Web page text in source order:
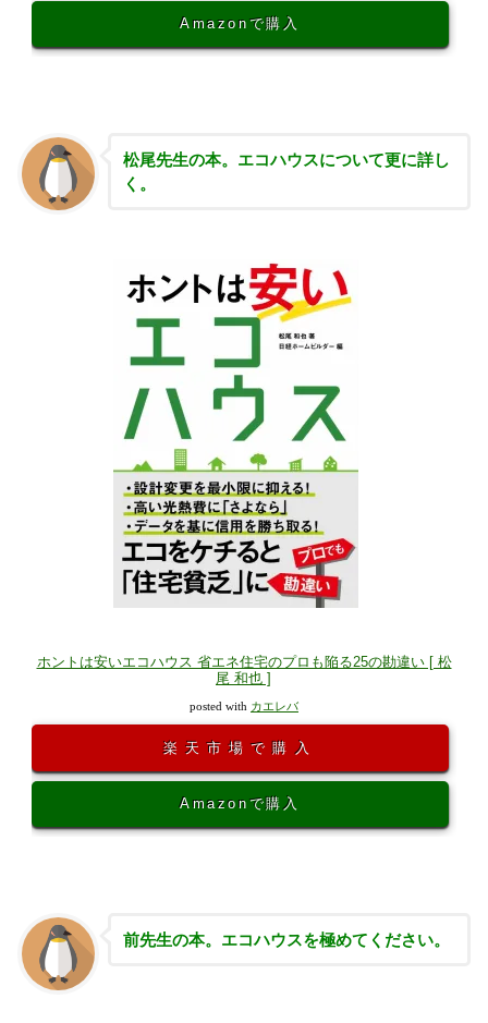
Amazonで購入
松尾先生の本。エコハウスについて更に詳し
く。
ホントは安いエコハウス 省エネ住宅のプロも陥る25の勘違い [ 松
尾 和也 ]
posted with カエレバ
楽天市場で購入
Amazonで購入
前先生の本。エコハウスを極めてください。